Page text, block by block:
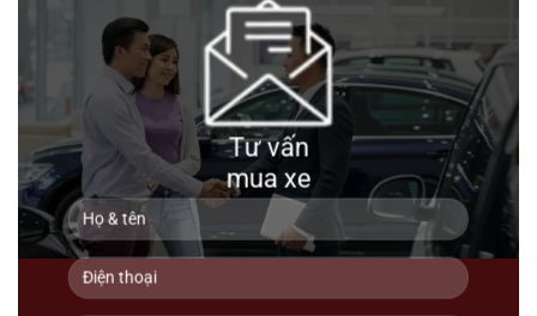
Tư vấn
mua xe
97000km
Lexus LM500h ( 6 ghế ) 2025